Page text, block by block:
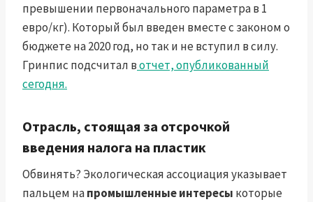
превышении первоначального параметра в 1
евро/кг). Который был введен вместе с законом о
бюджете на 2020 год, но так и не вступил в силу.
Гринпис подсчитал вотчет, опубликованный
сегодня.
Отрасль, стоящая за отсрочкой
введения налога на пластик
Обвинять? Экологическая ассоциация указывает
пальцем напромышленные интересы которые